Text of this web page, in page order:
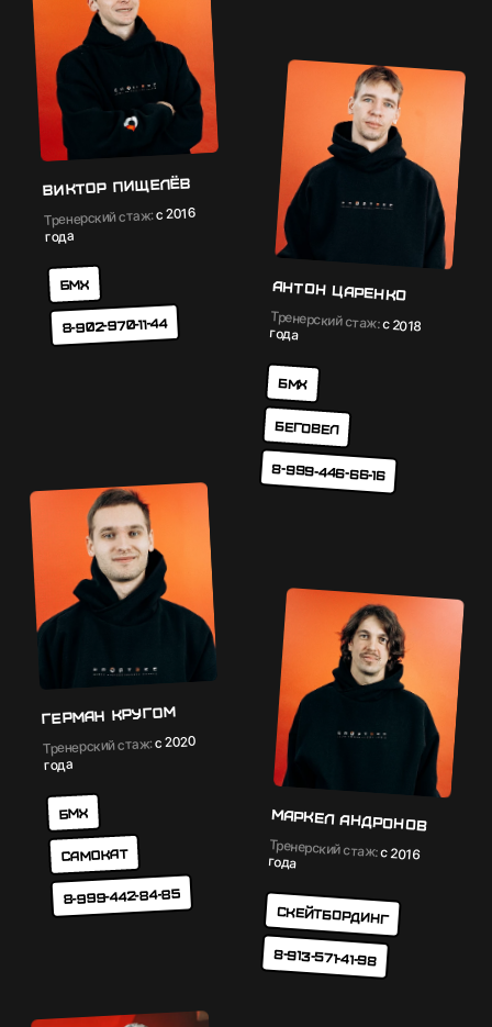
Виктор Пищелёв
Тренерский стаж:с 2016
года
БМХ
8-902-970-11-44
Антон Царенко
Тренерский стаж:с 2018
года
БМХ
Беговел
8-999-446-66-16
Герман Кругом
Тренерский стаж:с 2020
года
БМХ
Самокат
8-999-442-84-85
Маркел Андронов
Тренерский стаж:с 2016
года
Скейтбординг
8-913-571-41-98